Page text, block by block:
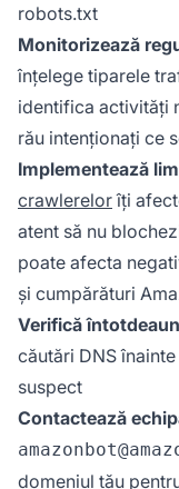
robots.txt
Monitorizează
înțelege tiparele
identifica activități
rău intenționați ce
Implementează
crawlerelorîți
atent să nu
poate afecta
și cumpărături
Verifică
căutări DNS
suspect
Contactează
domeniul tău